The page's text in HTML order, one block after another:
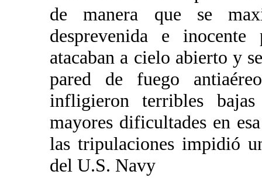
de manera que se
desprevenida e
atacaban a cielo abierto y
pared de fuego
infligieron terribles
mayores dificultades en
las tripulaciones impidió
del U.S. Navy